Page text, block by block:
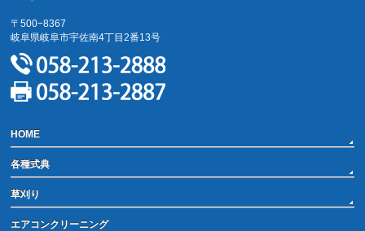
〒500−8367
岐阜県岐阜市宇佐南4丁目2番13号
HOME
各種式典
草刈り
エアコンクリーニング